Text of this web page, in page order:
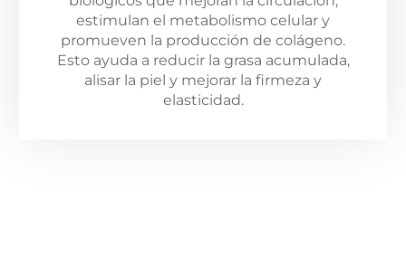
estimulan el metabolismo celular y
promueven la producción de colágeno.
Esto ayuda a reducir la grasa acumulada,
alisar la piel y mejorar la firmeza y
elasticidad.